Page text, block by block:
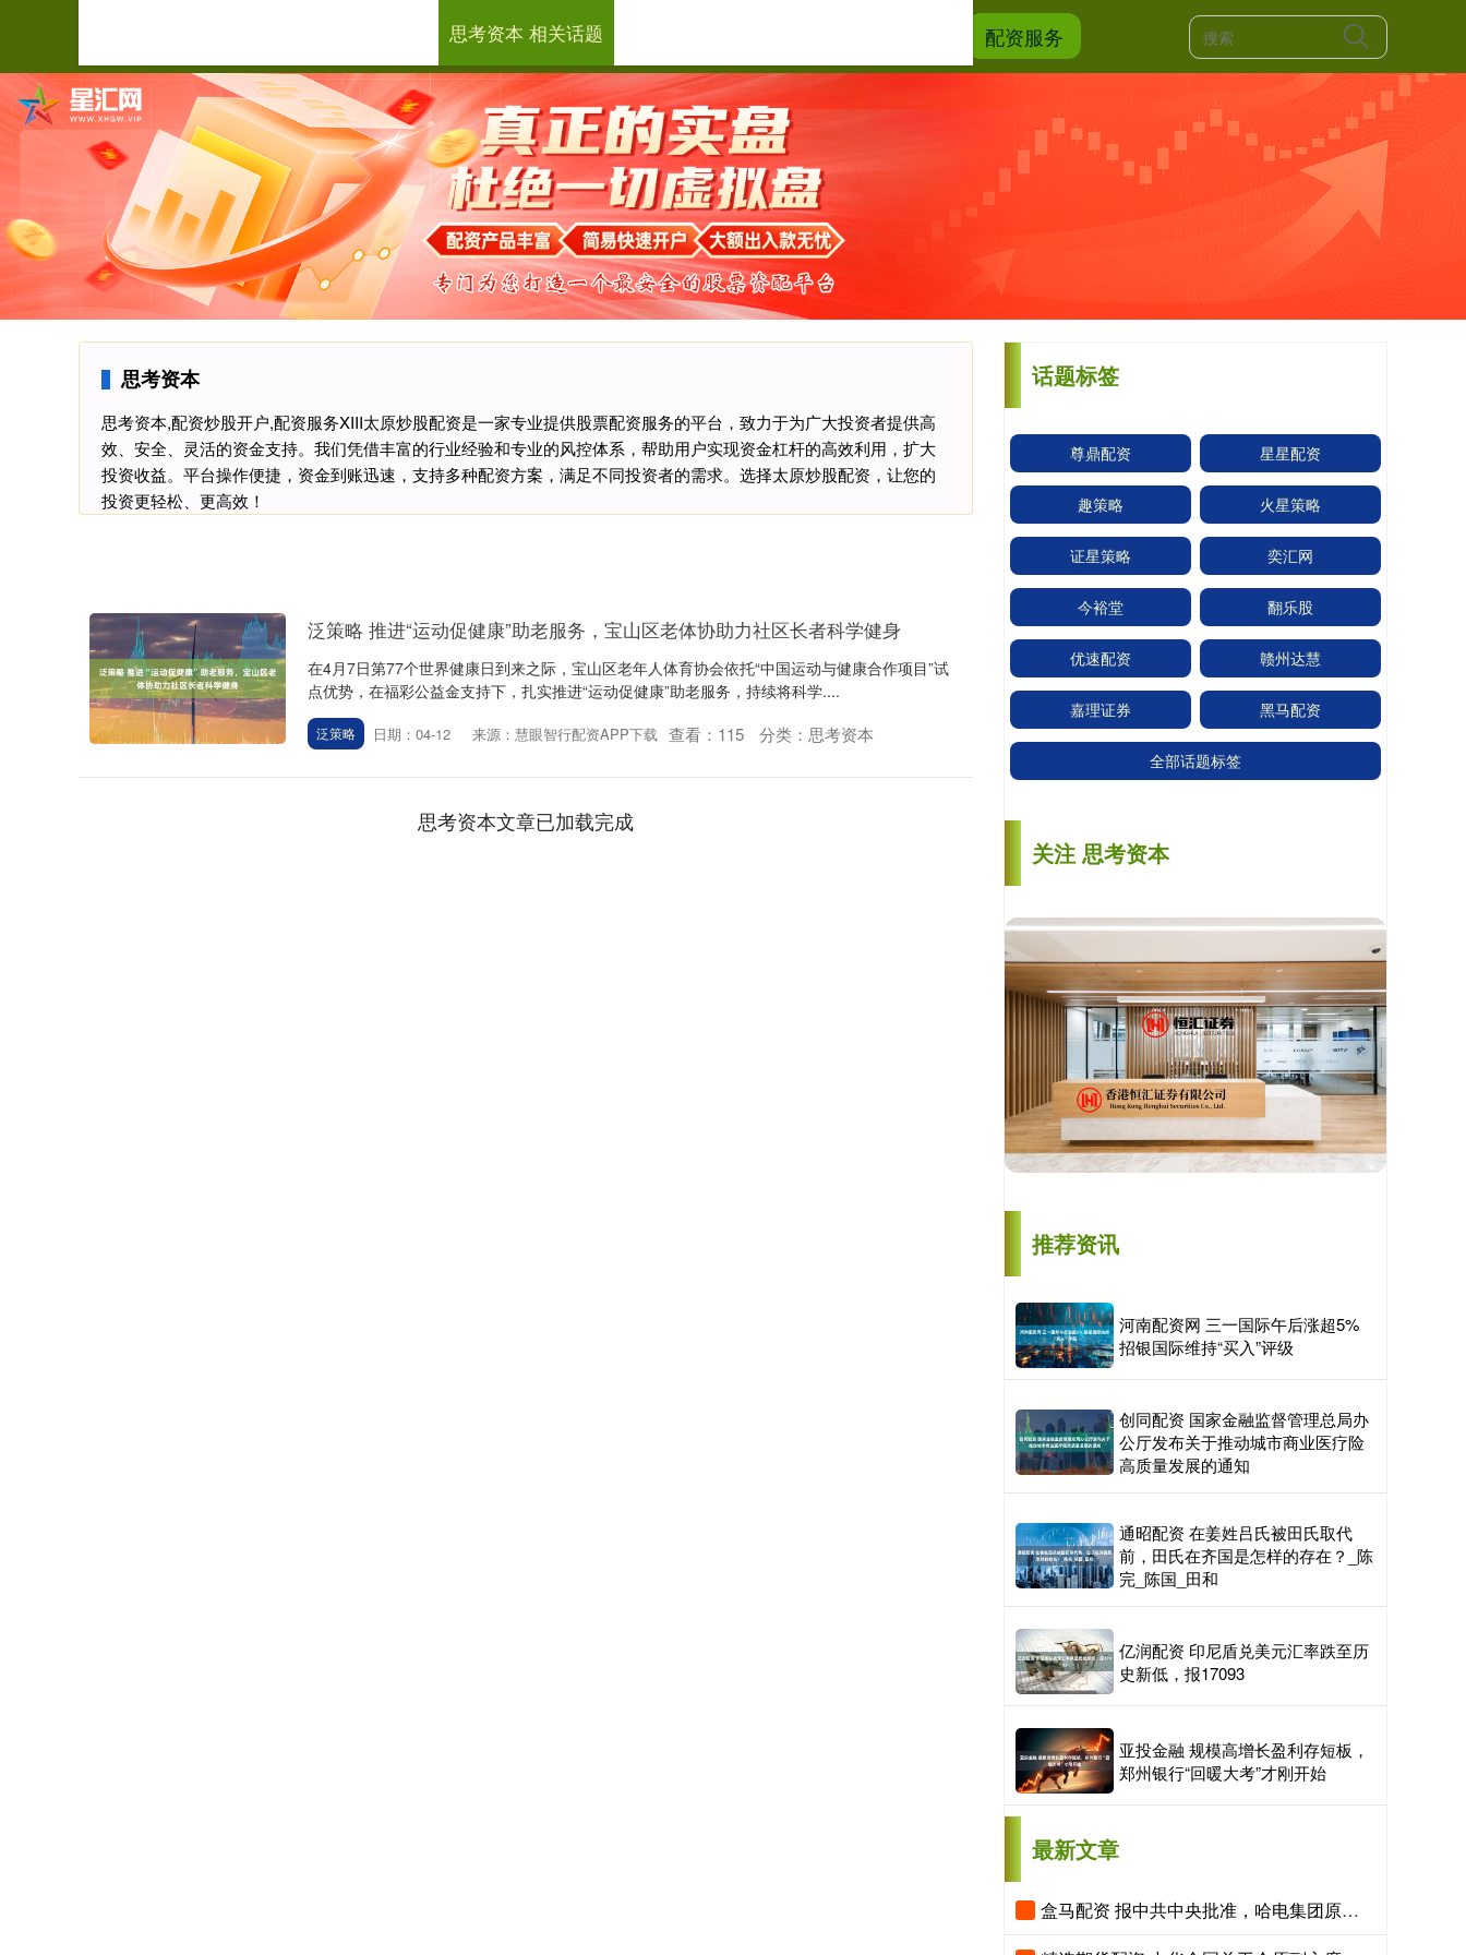
思考资本 配资服务
思考资本
思考资本,配资炒股开户,配资服务XIII‌太原炒股配资是一家专业提供股票配资服务的平台，致力于为广大投资者提供高
效、安全、灵活的资金支持。我们凭借丰富的行业经验和专业的风控体系，帮助用户实现资金杠杆的高效利用，扩大
投资收益。平台操作便捷，资金到账迅速，支持多种配资方案，满足不同投资者的需求。选择太原炒股配资，让您的
投资更轻松、更高效！
思考资本 相关话题
泛策略 推进“运动促健康”助老服务，宝山区老体协助力社区长者科学健身
在4月7日第77个世界健康日到来之际，宝山区老年人体育协会依托“中国运动与健康合作项目”试
点优势，在福彩公益金支持下，扎实推进“运动促健康”助老服务，持续将科学....
泛策略 日期：04-12 来源：慧眼智行配资APP下载 查看： 115 分类： 思考资本
思考资本文章已加载完成
话题标签
尊鼎配资 星星配资
趣策略 火星策略
证星策略 奕汇网
今裕堂 翻乐股
优速配资 赣州达慧
嘉理证券 黑马配资
全部话题标签
关注 思考资本
推荐资讯
河南配资网 三一国际午后涨超5%
招银国际维持“买入”评级
创同配资 国家金融监督管理总局办
公厅发布关于推动城市商业医疗险
高质量发展的通知
通昭配资 在姜姓吕氏被田氏取代
前，田氏在齐国是怎样的存在？_陈
完_陈国_田和
亿润配资 印尼盾兑美元汇率跌至历
史新低，报17093
亚投金融 规模高增长盈利存短板，
郑州银行“回暖大考”才刚开始
最新文章
盒马配资 报中共中央批准，哈电集团原党委常委杨宏勇被开除党籍